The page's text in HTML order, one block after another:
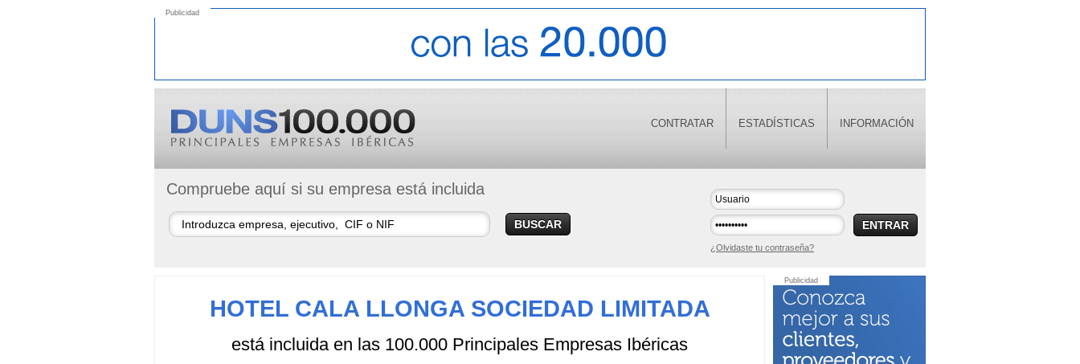
Publicidad
CONTRATAR ESTADÍSTICAS INFORMACIÓN
Compruebe aquí si su empresa está incluida
BUSCAR ENTRAR
¿Olvidaste tu contraseña?
HOTEL CALA LLONGA SOCIEDAD LIMITADA
está incluida en las 100.000 Principales Empresas Ibéricas
Publicidad